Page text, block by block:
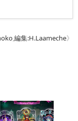
,編集:H.Laameche》